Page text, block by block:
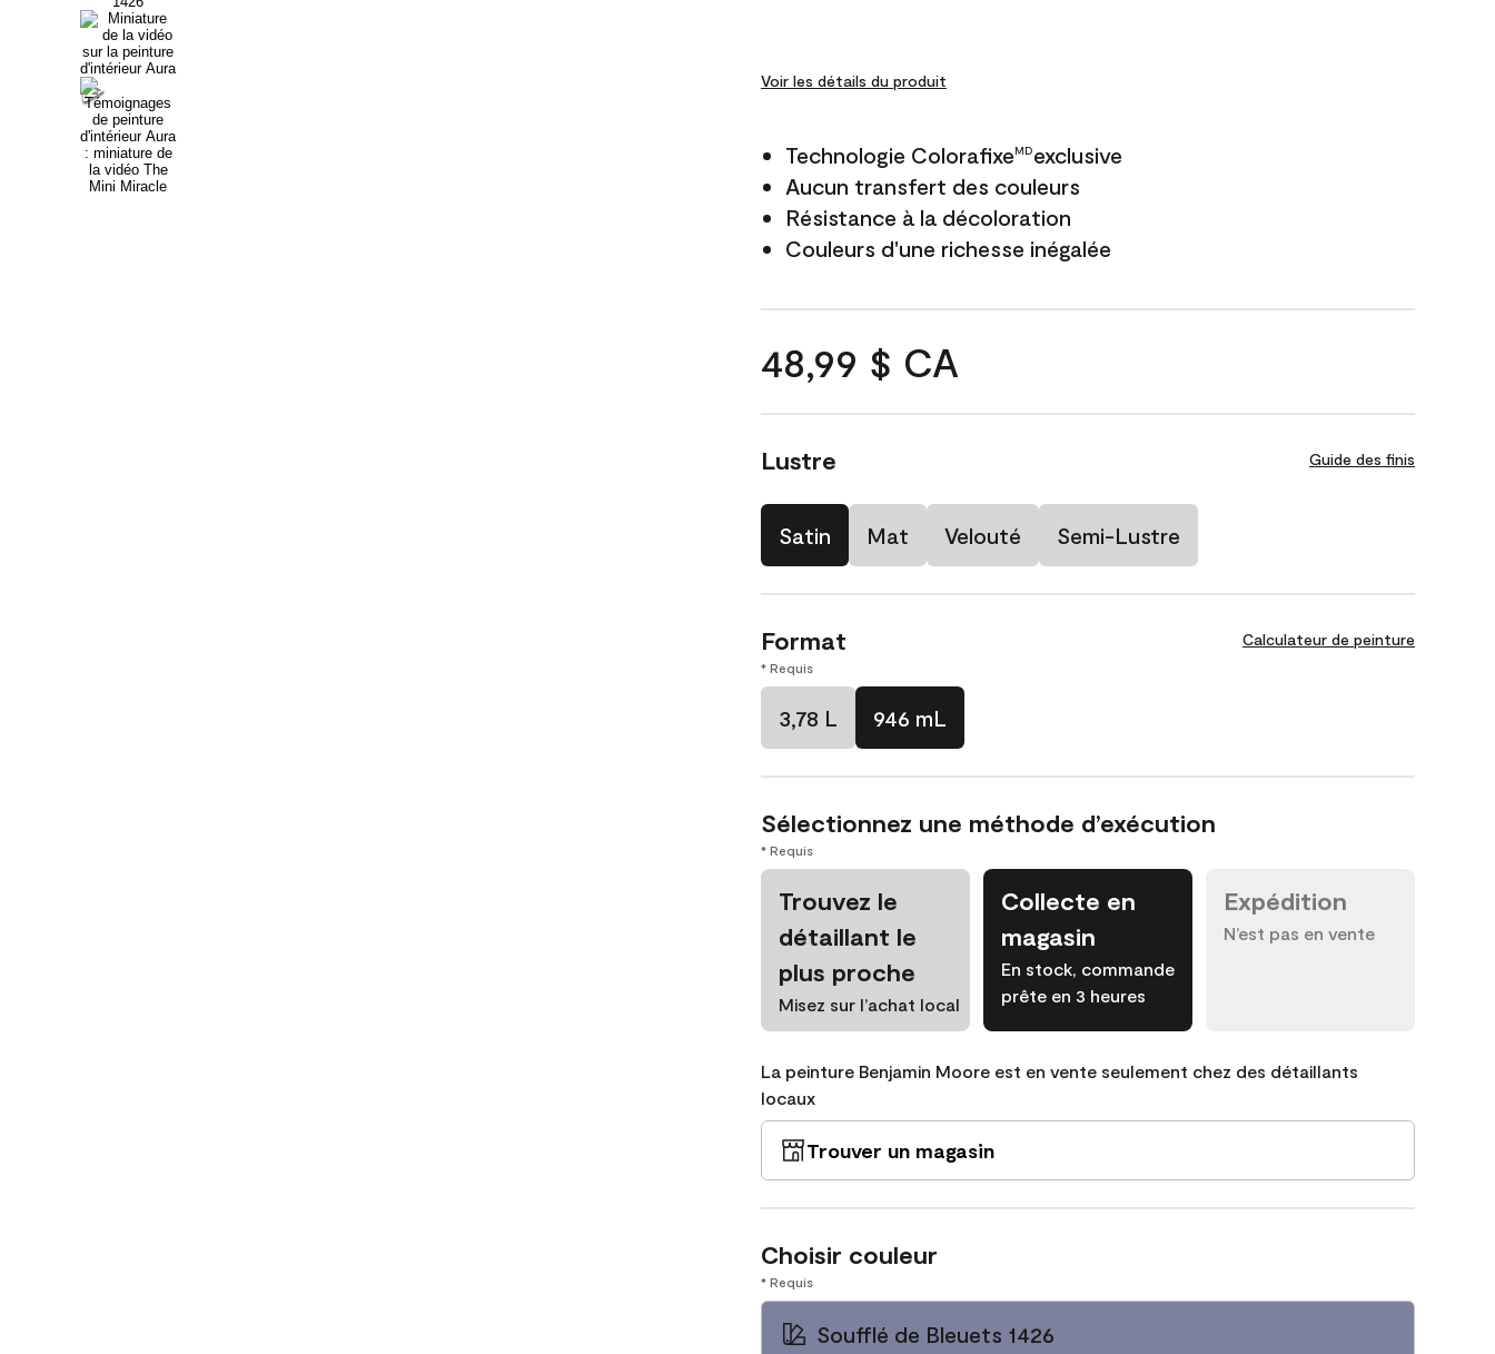
Voir les détails du produit
Technologie ColorafixeMDexclusive
Aucun transfert des couleurs
Résistance à la décoloration
Couleurs d'une richesse inégalée
48,99 $ CA
Lustre Guide des finis
Satin Mat Velouté Semi-Lustre
Format Calculateur de peinture
* Requis
3,78 L 946 mL
Sélectionnez une méthode d’exécution
* Requis
Trouvez le
détaillant le
plus proche
Misez sur l’achat local
Collecte en
magasin
En stock, commande
prête en 3 heures
Expédition
N’est pas en vente
La peinture Benjamin Moore est en vente seulement chez des détaillants
locaux
Trouver un magasin
Choisir couleur
* Requis
Soufflé de Bleuets 1426